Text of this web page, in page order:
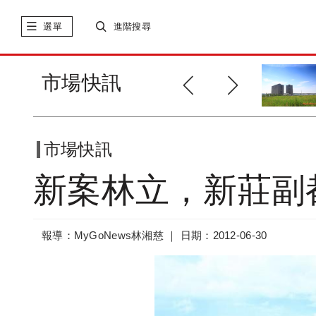
選單 進階搜尋
市場快訊
莊副都心市況冷！建商搶地卻
手軟
市場快訊
新案林立，新莊
報導：MyGoNews林湘慈 ｜ 日期：2012-06-30